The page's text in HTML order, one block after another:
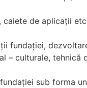
caiete de aplicaţii
fundaţiei,
– culturale, tehnică
sub forma